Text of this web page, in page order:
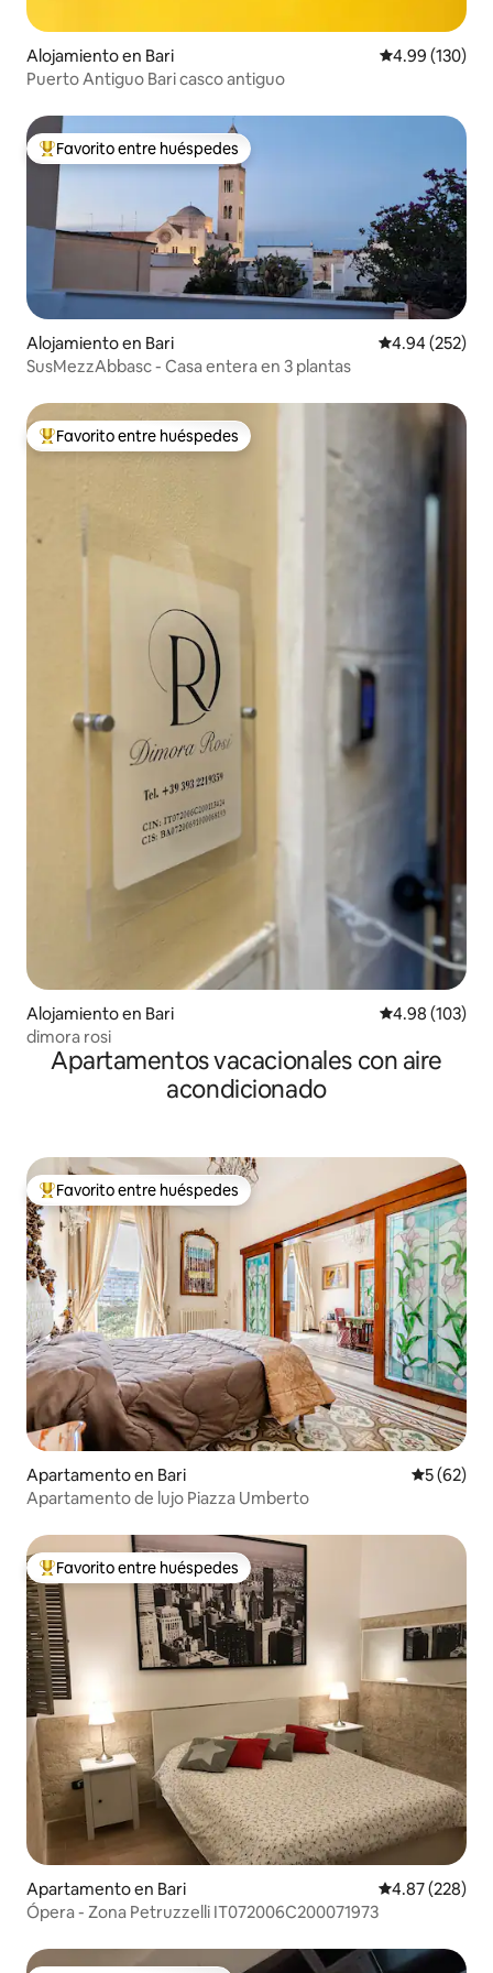
Alojamiento en Bari Calificación
4.99 (130)
Puerto Antiguo Bari casco antiguo
Favorito entre huéspedes preferido
Favorito entre huéspedes
Alojamiento en Bari Calificación
4.94 (252)
SusMezzAbbasc - Casa entera en 3 plantas
Favorito entre huéspedes preferido
Favorito entre huéspedes
Alojamiento en Bari Calificación
4.98 (103)
dimora rosi
Apartamentos vacacionales con aire
acondicionado
Favorito entre huéspedes preferido
Favorito entre huéspedes
Apartamento en Bari
5 (62)
Apartamento de lujo Piazza Umberto
Favorito entre huéspedes preferido
Favorito entre huéspedes
Apartamento en Bari Calificación
4.87 (228)
Ópera - Zona Petruzzelli IT072006C200071973